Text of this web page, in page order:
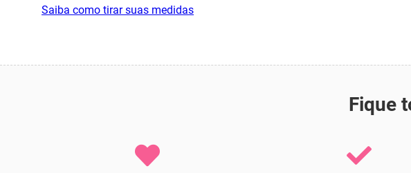
Saiba como tirar suas medidas
Fique